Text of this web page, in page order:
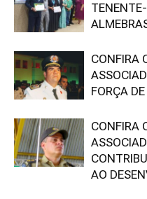
CONFIRA
FORÇA
CONFIRA
AO